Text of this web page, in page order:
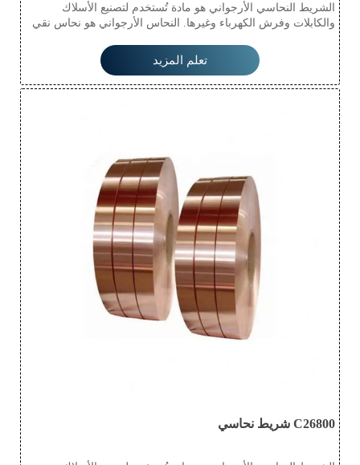
الشريط النحاسي الأرجواني هو مادة تُستخدم لتصنيع الأسلاك
والكابلات وفرش الكهرباء وغيرها. النحاس الأرجواني هو نحاس نقي
التآكل للنحاس المعدني، حيث تُعتبر قوة الشد خاصية مهمة لتزيين
النحاس. النحاس لديه نقطة انصهار عالية ويصعب صبه، ولكن قوة
الشد الجيدة تعوض عن هذا العيب، مما يجعله سهل التشكيل إلى
تعلم المزيد
C26800 شريط نحاسي